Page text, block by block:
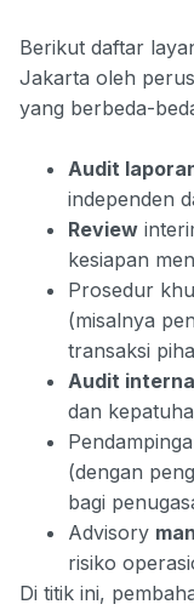
Berikut daftar
Jakarta oleh
yang berbeda-
Audit
independen
Review
kesiapan
Prosedur
(misalnya
transaksi
Audit
dan
(dengan
bagi
Advisory
risiko
Di titik ini,